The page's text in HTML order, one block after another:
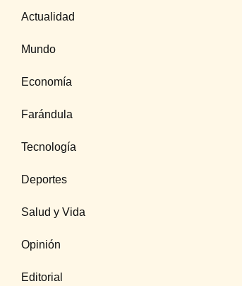
Actualidad
Mundo
Economía
Farándula
Tecnología
Deportes
Salud y Vida
Opinión
Editorial